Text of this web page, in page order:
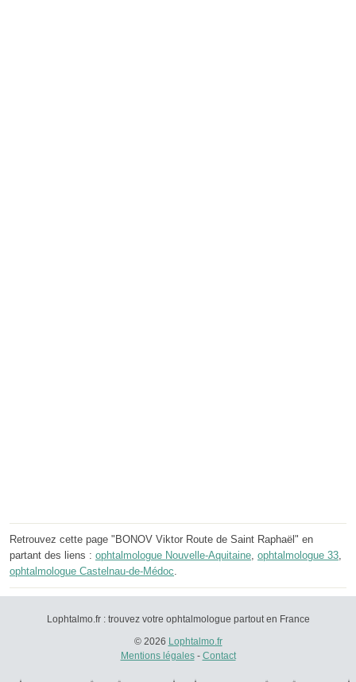
Retrouvez cette page "BONOV Viktor Route de Saint Raphaël" en
partant des liens : ophtalmologue Nouvelle-Aquitaine ophtalmologue 33
ophtalmologue Castelnau-de-Médoc
Lophtalmo.fr : trouvez votre ophtalmologue partout en France
© 2026 Lophtalmo.fr
Mentions légales- Contact